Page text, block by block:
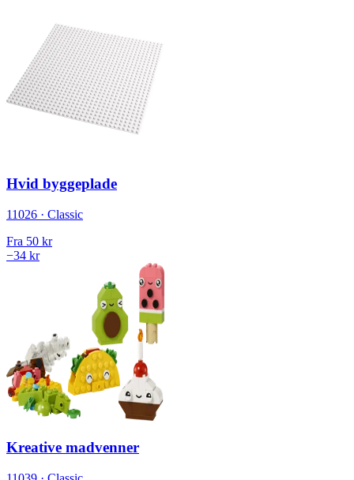
Hvid byggeplade
11026 · Classic
Fra 50 kr
−34 kr
Kreative madvenner